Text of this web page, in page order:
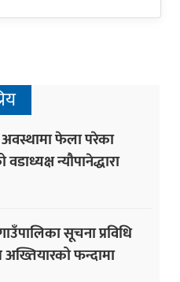
अवस्थामा फेला परेका
न्यौपानेद्धारा
सूचना प्रविधि
फन्दामा